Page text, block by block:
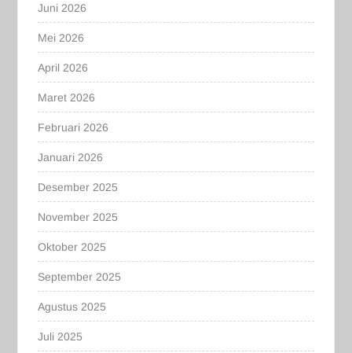
Juni 2026
Mei 2026
April 2026
Maret 2026
Februari 2026
Januari 2026
Desember 2025
November 2025
Oktober 2025
September 2025
Agustus 2025
Juli 2025